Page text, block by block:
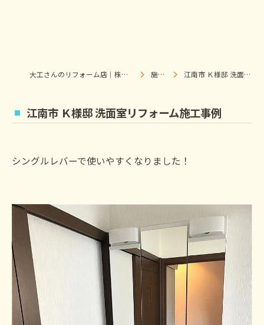
大工さんのリフォーム店｜株式会社ウィズホーム｜扶桑・犬山 施工事例 江南市 Ｋ様邸 洗面室リフォーム施工事例
江南市 Ｋ様邸 洗面室リフォーム施工事例
シングルレバーで使いやすくなりました！